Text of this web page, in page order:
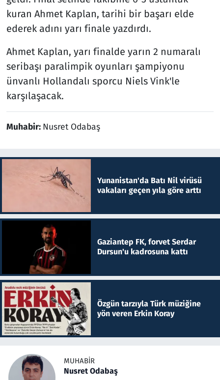
kuran Ahmet Kaplan, tarihi bir başarı elde
ederek adını yarı finale yazdırdı.
Ahmet Kaplan, yarı finalde yarın 2 numaralı
seribaşı paralimpik oyunları şampiyonu
ünvanlı Hollandalı sporcu Niels Vink'le
karşılaşacak.
Muhabir: Nusret Odabaş
Yunanistan'da Batı Nil virüsü
vakaları geçen yıla göre arttı
Gaziantep FK, forvet Serdar
Dursun'u kadrosuna kattı
Özgün tarzıyla Türk müziğine
yön veren Erkin Koray
MUHABIR
Nusret Odabaş